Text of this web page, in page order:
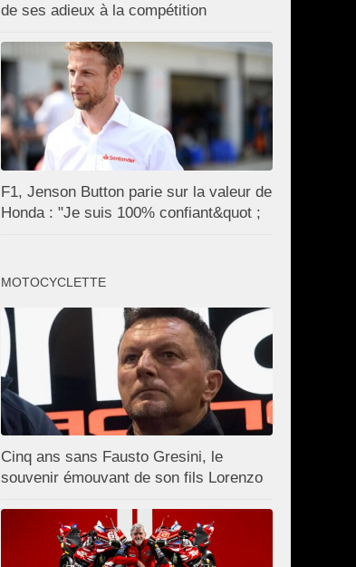
de ses adieux à la compétition
F1, Jenson Button parie sur la valeur de
Honda : "Je suis 100% confiant&quot ;
MOTOCYCLETTE
Cinq ans sans Fausto Gresini, le
souvenir émouvant de son fils Lorenzo